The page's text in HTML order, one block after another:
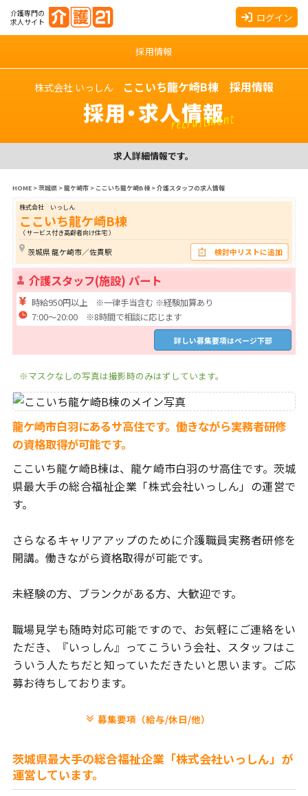
介護専門の
求人サイト
ログイン
採用情報
株式会社 いっしん ここいち龍ケ崎B棟 採用情報
採用・求人情報
recruitment
求人詳細情報です。
HOME>茨城県>龍ケ崎市> ここいち龍ケ崎B棟>介護スタッフの求人情報
株式会社 いっしん
ここいち龍ケ崎B棟
（ サービス付き高齢者向け住宅 ）
茨城県 龍ケ崎市／佐貫駅 検討中リストに追加
介護スタッフ(施設) パート
時給950円以上 ※一律手当含む ※経験加算あり
7:00～20:00 ※8時間で相談に応じます
詳しい募集要項はページ下部
※マスクなしの写真は撮影時のみはずしています。
龍ケ崎市白羽にあるサ高住です。働きながら実務者研修
の資格取得が可能です。
ここいち龍ケ崎B棟は、龍ケ崎市白羽のサ高住です。 茨城
県最大手の総合福祉企業「株式会社いっしん」の運営で
す。
さらなるキャリアアップのために介護職員実務者研修を
開講。 働きながら資格取得が可能です。
未経験の方、ブランクがある方、大歓迎です。
職場見学も随時対応可能ですので、お気軽にご連絡をい
ただき、
『いっしん』ってこういう会社、スタッフはこ
ういう人たちだと知っていただきたいと思います。ご応
募お待ちしております。
募集要項（給与/休日/他）
茨城県最大手の総合福祉企業「株式会社いっしん」が
運営しています。